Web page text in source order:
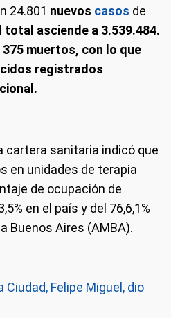
24.801 nuevos casos de
total asciende a 3.539.484.
375 muertos, con lo que
registrados
cartera sanitaria indicó que
en unidades de terapia
de ocupación de
en el país y del 76,6,1%
Buenos Aires (AMBA).
Ciudad, Felipe Miguel, dio